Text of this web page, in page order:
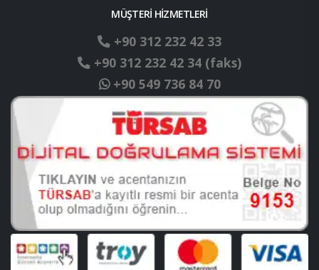
MÜŞTERİ HİZMETLERİ
+90 312 232 42 33
+90 312 232 42 34 (faks)
+90 549 736 84 70